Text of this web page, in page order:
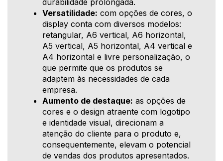
Versatilidade: com opções de cores, o
display conta com diversos modelos:
retangular, A6 vertical, A6 horizontal,
A5 vertical, A5 horizontal, A4 vertical e
A4 horizontal e livre personalização, o
que permite que os produtos se
adaptem às necessidades de cada
empresa.
Aumento de destaque: as opções de
cores e o design atraente com logotipo
e identidade visual, direcionam a
atenção do cliente para o produto e,
consequentemente, elevam o potencial
de vendas dos produtos apresentados.